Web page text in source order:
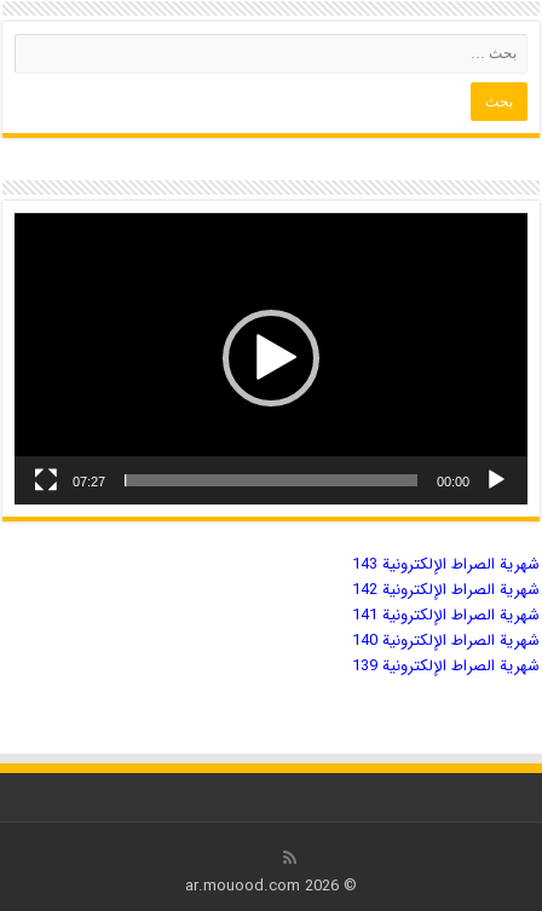
00:00
07:27
شهریة الصراط الإلكترونية 143
شهریة الصراط الإلكترونية 142
شهریة الصراط الإلكترونية 141
شهریة الصراط الإلكترونية 140
شهریة الصراط الإلكترونية 139
© 2026 ar.mouood.com